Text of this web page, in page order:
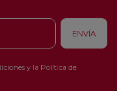
y la Política de